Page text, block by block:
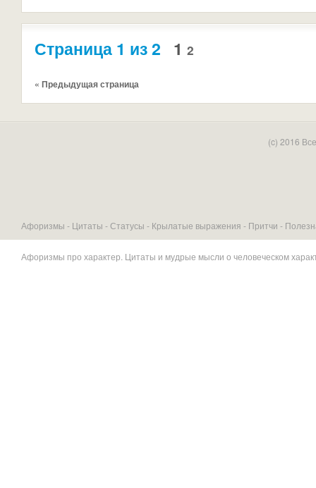
Страница 1 из 2 1 2
« Предыдущая страница
(c) 2016
Афоризмы - Цитаты -Статусы - Крылатые выражения - Притчи -
Афоризмы про характер . Цитаты и мудрые мысли о человеческом